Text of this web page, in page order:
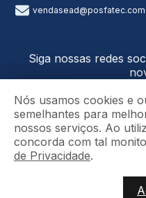
Siga nossas redes
Copyright © 2023 -
Nós usamos cookies e
semelhantes para
nossos serviços. Ao
concorda com tal
de Privacidade.